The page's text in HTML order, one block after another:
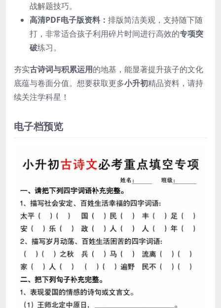
战解题技巧。
高清PDF电子版资料： 排版简洁美观，支持随下随
打，非常适合孩子利用碎片时间进行高效的专项突
破练习。
夯实古诗词与积累运用的地基，能显著提升孩子的文化
底蕴与卷面分值。想要获取更多小升初精品资料，请持
续关注学科星！
电子档预览